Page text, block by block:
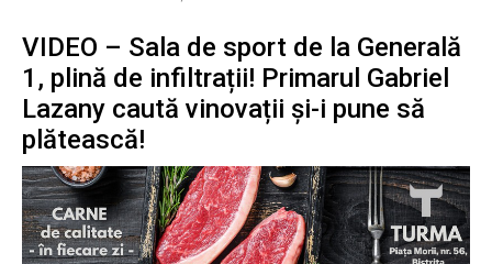
VIDEO – Sala de sport de la Generală
1, plină de infiltrații! Primarul Gabriel
Lazany caută vinovații și-i pune să
plătească!